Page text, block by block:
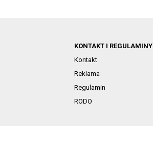
KONTAKT I REGULAMINY
Kontakt
Reklama
Regulamin
RODO